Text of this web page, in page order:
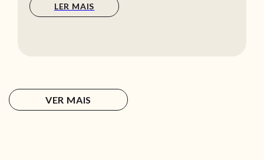
LER MAIS
VER MAIS